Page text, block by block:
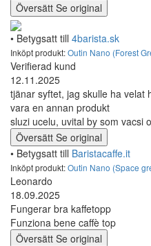
Översätt Se original
• Betygsatt till 4barista.sk
Inköpt produkt:Outin Nano (Forest
Verifierad kund
12.11.2025
tjänar syftet, jag skulle ha velat
vara en annan produkt
sluzi ucelu, uvital by som vacsi
Översätt Se original
• Betygsatt till Baristacaffe.it
Inköpt produkt:Outin Nano (Space
Leonardo
18.09.2025
Fungerar bra kaffetopp
Funziona bene caffè top
Översätt Se original